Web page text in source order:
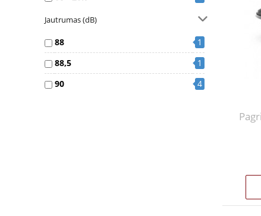
Jautrumas (dB)
88
1
88,5
1
90
4